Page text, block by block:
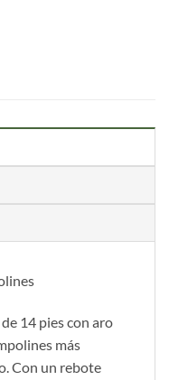
14 pies con aro
más
Con un rebote